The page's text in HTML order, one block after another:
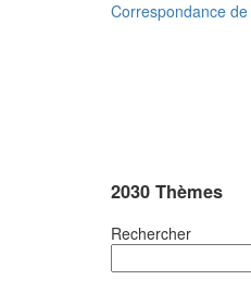
Correspondance de
2030 Thèmes
Rechercher